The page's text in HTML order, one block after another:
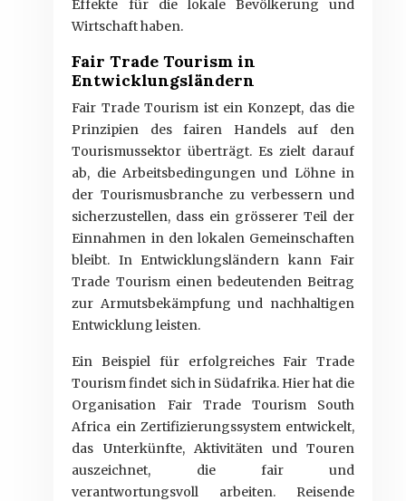
Effekte für die lokale Bevölkerung und
Wirtschaft haben.
Fair Trade Tourism in
Entwicklungsländern
Fair Trade Tourism ist ein Konzept, das die
Prinzipien des fairen Handels auf den
Tourismussektor überträgt. Es zielt darauf
ab, die Arbeitsbedingungen und Löhne in
der Tourismusbranche zu verbessern und
sicherzustellen, dass ein grösserer Teil der
Einnahmen in den lokalen Gemeinschaften
bleibt. In Entwicklungsländern kann Fair
Trade Tourism einen bedeutenden Beitrag
zur Armutsbekämpfung und nachhaltigen
Entwicklung leisten.
Ein Beispiel für erfolgreiches Fair Trade
Tourism findet sich in Südafrika. Hier hat die
Organisation Fair Trade Tourism South
Africa ein Zertifizierungssystem entwickelt,
das Unterkünfte, Aktivitäten und Touren
auszeichnet, die fair und
verantwortungsvoll arbeiten. Reisende